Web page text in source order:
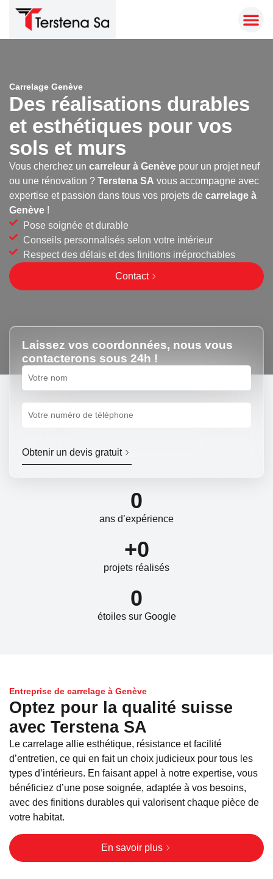
Carrelage Genève
Des réalisations durables
et esthétiques pour vos
sols et murs
Vous cherchez un carreleur à Genève pour un projet neuf
ou une rénovation ? Terstena SA vous accompagne avec
expertise et passion dans tous vos projets de carrelage à
Genève !
Pose soignée et durable
Conseils personnalisés selon votre intérieur
Respect des délais et des finitions irréprochables
Contact
ans d’expérience
0
projets réalisés
+0
étoiles sur Google
0
Laissez vos coordonnées, nous vous
contacterons sous 24h !
Obtenir un devis gratuit
Entreprise de carrelage à Genève
Optez pour la qualité suisse
avec Terstena SA
Le carrelage allie esthétique, résistance et facilité
d’entretien, ce qui en fait un choix judicieux pour tous les
types d’intérieurs. En faisant appel à notre expertise, vous
bénéficiez d’une pose soignée, adaptée à vos besoins,
avec des finitions durables qui valorisent chaque pièce de
votre habitat.
En savoir plus